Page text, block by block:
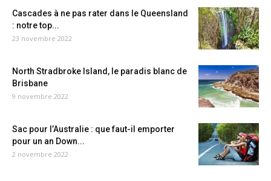
Cascades à ne pas rater dans le Queensland
: notre top...
23 novembre 2022
North Stradbroke Island, le paradis blanc de
Brisbane
9 novembre 2022
Sac pour l’Australie : que faut-il emporter
pour un an Down...
2 novembre 2022